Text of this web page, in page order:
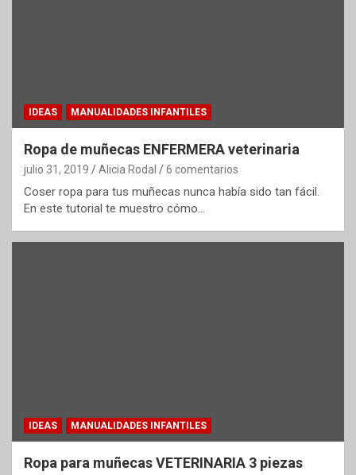
IDEAS MANUALIDADES INFANTILES
Ropa de muñecas ENFERMERA veterinaria
julio 31, 2019 Alicia Rodal 6 comentarios
Coser ropa para tus muñecas nunca había sido tan fácil.
En este tutorial te muestro cómo…
IDEAS MANUALIDADES INFANTILES
Ropa para muñecas VETERINARIA 3 piezas